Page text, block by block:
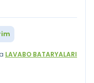
LAVABO BATARYALARI